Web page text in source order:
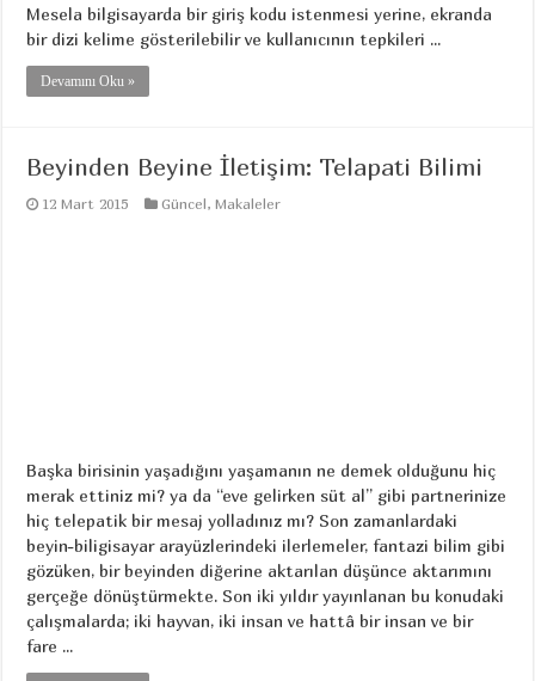
Mesela bilgisayarda bir giriş kodu istenmesi yerine, ekranda
bir dizi kelime gösterilebilir ve kullanıcının tepkileri ...
Devamını Oku »
Beyinden Beyine İletişim: Telapati Bilimi
12 Mart 2015 Güncel,Makaleler
Başka birisinin yaşadığını yaşamanın ne demek olduğunu hiç
merak ettiniz mi? ya da “eve gelirken süt al” gibi partnerinize
hiç telepatik bir mesaj yolladınız mı? Son zamanlardaki
beyin-biligisayar arayüzlerindeki ilerlemeler, fantazi bilim gibi
gözüken, bir beyinden diğerine aktarılan düşünce aktarımını
gerçeğe dönüştürmekte. Son iki yıldır yayınlanan bu konudaki
çalışmalarda; iki hayvan, iki insan ve hattâ bir insan ve bir
fare ...